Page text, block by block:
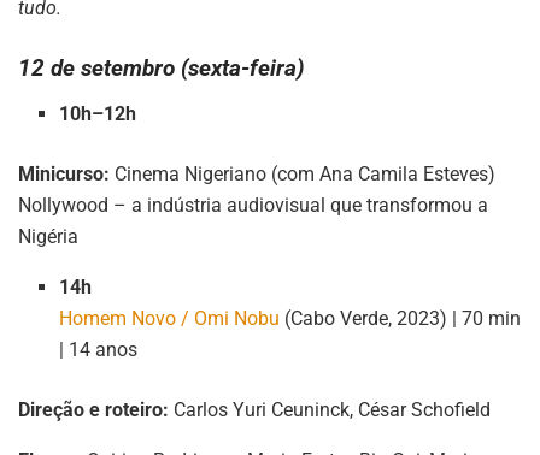
tudo.
12 de setembro (sexta-feira)
10h–12h
Minicurso: Cinema Nigeriano (com Ana Camila Esteves)
Nollywood – a indústria audiovisual que transformou a
Nigéria
14h
Homem Novo / Omi Nobu (Cabo Verde, 2023) | 70 min
| 14 anos
Direção e roteiro: Carlos Yuri Ceuninck, César Schofield